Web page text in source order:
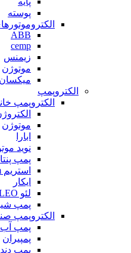
پوسته
ABB
cemp
زیمنس
موتوژن
میکسان
الکتروپمپ
الکتروپمپ
موتوژن
ابارا
نوید
پمپ
استریم stream
ایکار
لئو LEO
پمپ
الکتروپمپ
پمپ
پمپیران
پمپ